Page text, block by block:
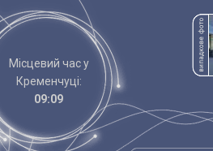
Місцевий час у
Кременчуці:
09:09